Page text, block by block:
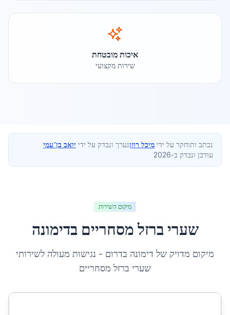
איכות מובטחת
שירות מקצועי
נכתב ותוחקר על ידי מיכל רוזןנערך ונבדק על ידי יואב בן־עמי
עודכן ונבדק ב-2026
מיקום השירות
שערי ברזל מסחריים בדימונה
מיקום מדויק של דימונה בדרום - נגישות מעולה לשירותי
שערי ברזל מסחריים